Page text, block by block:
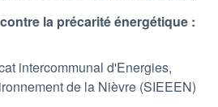
la précarité énergétique :
intercommunal d'Energies,
de la Nièvre (SIEEEN)